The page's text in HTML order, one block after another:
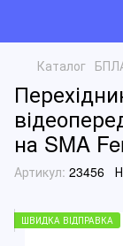
Каталог
на SMA
Артикул: 23456
ШВИДКА ВІДПРАВКА